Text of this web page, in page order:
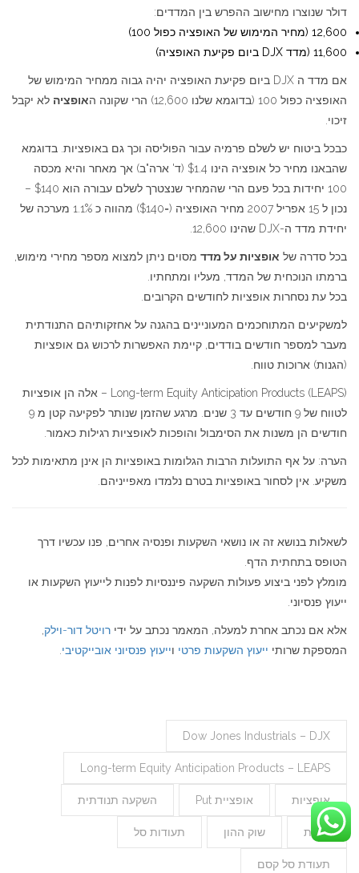
דולר שנוצרו מחישוב ההפרש בין המדדים:
12,600 (מחיר המימוש של האופציה כפול 100)
11,600 (מדד DJX ביום פקיעת האופציה)
אם מדד ה DJX ביום פקיעת האופציה יהיה גבוה ממחיר המימוש של
האופציה כפול 100 (בדוגמא שלנו 12,600) הרי שקונה ה
אופציה לא יקבל
זיכוי.
כבכל ביטוח יש לשלם פרמיה עבור הפוליסה וכך גם באופציות. בדוגמא
שהבאנו מחיר כל אופציה הינו $1.4 (ד' ארה"ב) אך מאחר והיא מכסה
100 יחידות בכל פעם הרי שהמחיר שנצטרך לשלם עבורה הוא $140 –
נכון ל 15 אפריל 2007 מחיר האופציה (=$140) מהווה כ 1.1% מערכה של
יחידת מדד ה-DJX שהינו 12,600.
בכל סדרה של אופציות על מדד מסוים ניתן למצוא מספר מחירי מימוש,
ברמתו הנוכחית של המדד, מעליו ומתחתיו.
בכל עת נסחרות אופציות לחודשים הקרובים.
למשקיעים המתוחכמים המעוניינים בהגנה על אחזקותיהם התנודתית
מעבר למספר חודשים בודדים, קיימת האפשרות לרכוש גם אופציות
(הגנות) ארוכות טווח.
(Long-term Equity Anticipation Products (LEAPS – אלה הן אופציות
לטווח של 9 חודשים עד 3 שנים. מרגע שהזמן שנותר לפקיעה קטן מ 9
חודשים הן משנות את הסימבול והופכות לאופציות רגילות כאמור.
הערה: על אף התועלות הרבות הגלומות באופציות הן אינן מתאימות לכל
משקיע. אין לסחור באופציות בטרם נלמדו מאפייניהם.
לשאלות בנושא זה או נושאי השקעות ופנסיה אחרים, פנו עכשיו דרך
הטופס בתחתית הדף.
מומלץ לפני ביצוע פעולות השקעה פיננסיות לפנות לייעוץ השקעות או
ייעוץ פנסיוני.
אלא אם נכתב אחרת למעלה, המאמר נכתב על ידי רויטל דור-וילק
המספקת שרותי ייעוץ השקעות פרטי וייעוץ פנסיוני אובייקטיבי
Dow Jones Industrials – DJX
Long-term Equity Anticipation Products – LEAPS
אופציות אופציית Put השקעה תנודתית
מניות שוק ההון תעודות סל
תעודת סל קסם